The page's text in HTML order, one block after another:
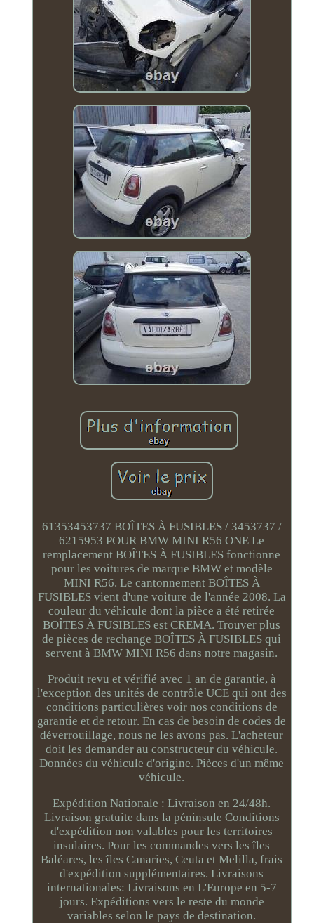
61353453737 BOÎTES À FUSIBLES / 3453737 /
6215953 POUR BMW MINI R56 ONE Le
remplacement BOÎTES À FUSIBLES fonctionne
pour les voitures de marque BMW et modèle
MINI R56. Le cantonnement BOÎTES À
FUSIBLES vient d'une voiture de l'année 2008. La
couleur du véhicule dont la pièce a été retirée
BOÎTES À FUSIBLES est CREMA. Trouver plus
de pièces de rechange BOÎTES À FUSIBLES qui
servent à BMW MINI R56 dans notre magasin.
Produit revu et vérifié avec 1 an de garantie, à
l'exception des unités de contrôle UCE qui ont des
conditions particulières voir nos conditions de
garantie et de retour. En cas de besoin de codes de
déverrouillage, nous ne les avons pas. L'acheteur
doit les demander au constructeur du véhicule.
Données du véhicule d'origine. Pièces d'un même
véhicule.
Expédition Nationale : Livraison en 24/48h.
Livraison gratuite dans la péninsule Conditions
d'expédition non valables pour les territoires
insulaires. Pour les commandes vers les îles
Baléares, les îles Canaries, Ceuta et Melilla, frais
d'expédition supplémentaires. Livraisons
internationales: Livraisons en L'Europe en 5-7
jours. Expéditions vers le reste du monde
variables selon le pays de destination.